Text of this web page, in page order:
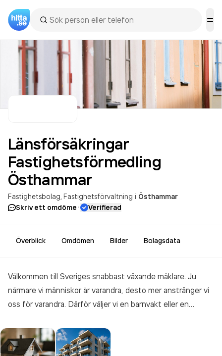
Länsförsäkringar
Fastighetsförmedling
Östhammar
Fastighetsbolag Fastighetsförvaltning i Östhammar
Skriv ett omdöme· Verifierad
Överblick Omdömen Bilder Bolagsdata
Välkommen till Sveriges snabbast växande mäklare. Ju
närmare vi människor är varandra, desto mer anstränger vi
oss för varandra. Därför väljer vi en barnvakt eller en
lite bättre jobb. Kanske är det förklaringen till varför
Länsförsäkringar växer snabbare än någon annan, att färre